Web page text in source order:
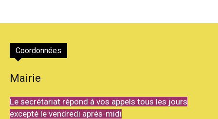
Coordonnées
Mairie
Le secrétariat répond à vos appels tous les jours
excepté le vendredi après-midi